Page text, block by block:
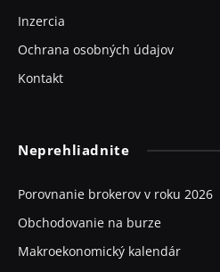
Inzercia
Ochrana osobných údajov
Kontakt
Neprehliadnite
Porovnanie brokerov v roku 2026
Obchodovanie na burze
Makroekonomický kalendár